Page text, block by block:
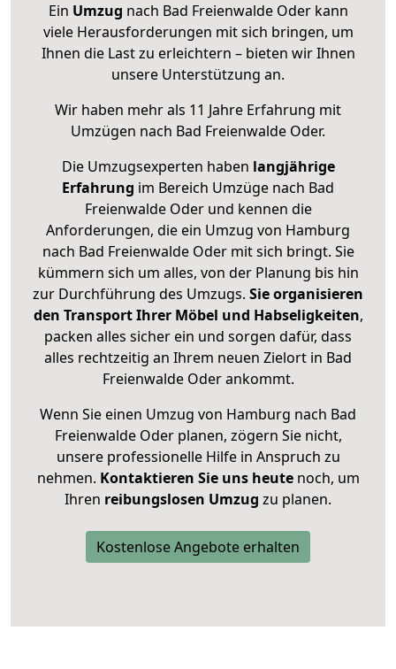
Ein Umzug nach Bad Freienwalde Oder kann
viele Herausforderungen mit sich bringen, um
Ihnen die Last zu erleichtern – bieten wir Ihnen
unsere Unterstützung an.
Wir haben mehr als 11 Jahre Erfahrung mit
Umzügen nach Bad Freienwalde Oder.
Die Umzugsexperten haben langjährige
Erfahrung im Bereich Umzüge nach Bad
Freienwalde Oder und kennen die
Anforderungen, die ein Umzug von Hamburg
nach Bad Freienwalde Oder mit sich bringt. Sie
kümmern sich um alles, von der Planung bis hin
zur Durchführung des Umzugs. Sie organisieren
den Transport Ihrer Möbel und Habseligkeiten,
packen alles sicher ein und sorgen dafür, dass
alles rechtzeitig an Ihrem neuen Zielort in Bad
Freienwalde Oder ankommt.
Wenn Sie einen Umzug von Hamburg nach Bad
Freienwalde Oder planen, zögern Sie nicht,
unsere professionelle Hilfe in Anspruch zu
nehmen. Kontaktieren Sie uns heutenoch, um
Ihren reibungslosen Umzug zu planen.
Kostenlose Angebote erhalten